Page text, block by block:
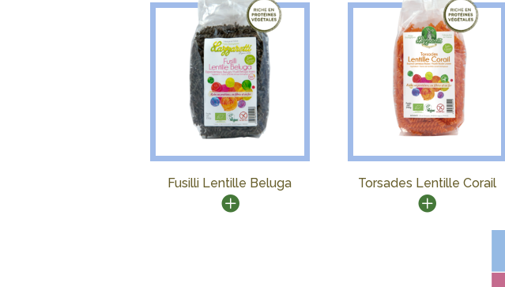
Fusilli Lentille Beluga Torsades Lentille Corail